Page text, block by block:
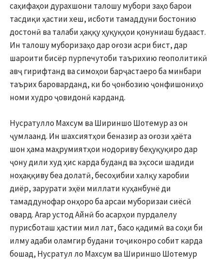
саҳифаҳои дурахшони талошу мубори заҳо барои
тасдиқи ҳастии хеш, исботи тамаддуни бостонию
достонӣ ва талаби ҳаққу ҳуқуқҳои қонуниаш будааст.
Ин талошу муборизаҳо дар оғози асри бист, дар
шароити бисёр пурпечутоби таърихию геополитикӣ
авҷ гирифтанд ва симоҳои барҷастаеро ба минбари
таърих бароварданд, ки бо ҷонбозию ҷонфишониҳо
номи худро ҷовидонӣ карданд.
Нусратулло Махсум ва Шириншо Шотемур аз он
ҷумлаанд. Ин шахсиятҳои беназир аз оғози ҳаёта
шон ҳама маҳрумиятҳои нодориву беҳуқуқиро дар
ҷону дили худ ҳис карда буданд ва эҳсоси шадиди
ноҳаққиву беа долатӣ, бесоҳибии халқу харобии
диёр, зарурати эҳёи миллати куҳанбунё ди
тамаддунофар онҳоро ба арсаи муборизаи сиёсӣ
овард. Агар устод Айнӣ бо асарҳои пурдалелу
пурисботаш ҳастии мил лат, басо қадимӣ ва соҳи би
илму адаби оламгир будани тоҷиконро собит карда
бошад, Нусратул ло Махсум ва Шириншо Шотемур